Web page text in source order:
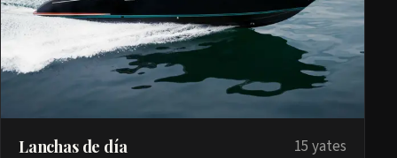
Lanchas de día 15 yates